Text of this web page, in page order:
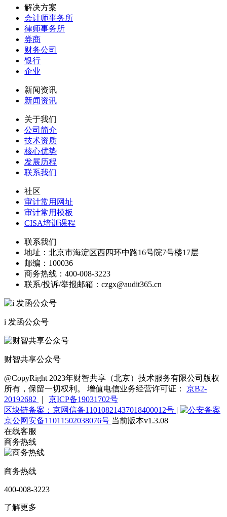
解决方案
会计师事务所
律师事务所
券商
财务公司
银行
企业
新闻资讯
新闻资讯
关于我们
公司简介
技术资质
核心优势
发展历程
联系我们
社区
审计常用网址
审计常用模板
CISA培训课程
联系我们
地址： 北京市海淀区西四环中路16号院7号楼17层
邮编： 100036
商务热线： 400-008-3223
联系/投诉/举报邮箱： czgx@audit365.cn
i 发函公众号
财智共享公众号
@CopyRight 2023年财智共享（北京）技术服务有限公司版权
所有，保留一切权利。 增值电信业务经营许可证： 京B2-
20192682
京ICP备19031702号
区块链备案：京网信备11010821437018400012号 |
京公网安备11011502038076号 当前版本v1.3.08
在线客服
商务热线
商务热线
400-008-3223
了解更多